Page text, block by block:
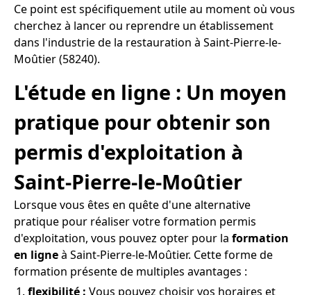
Ce point est spécifiquement utile au moment où vous
cherchez à lancer ou reprendre un établissement
dans l'industrie de la restauration à Saint-Pierre-le-
Moûtier (58240).
L'étude en ligne : Un moyen
pratique pour obtenir son
permis d'exploitation à
Saint-Pierre-le-Moûtier
Lorsque vous êtes en quête d'une alternative
pratique pour réaliser votre formation permis
d'exploitation, vous pouvez opter pour la formation
en ligneà Saint-Pierre-le-Moûtier. Cette forme de
formation présente de multiples avantages :
flexibilité : Vous pouvez choisir vos horaires et